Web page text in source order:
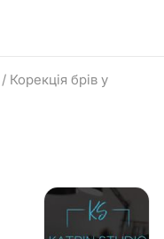
/ Корекція брів у